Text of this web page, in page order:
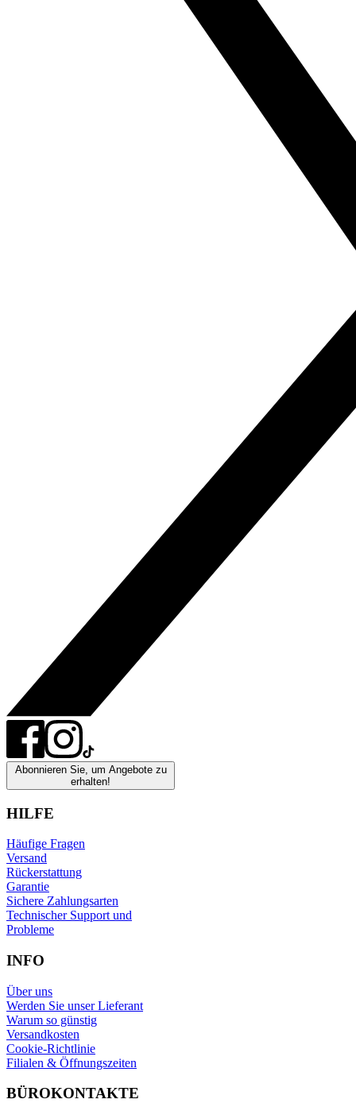
Abonnieren Sie, um Angebote zu
erhalten!
HILFE
Häufige Fragen
Versand
Rückerstattung
Garantie
Sichere Zahlungsarten
Technischer Support und
Probleme
INFO
Über uns
Werden Sie unser Lieferant
Warum so günstig
Versandkosten
Cookie-Richtlinie
Filialen & Öffnungszeiten
BÜROKONTAKTE